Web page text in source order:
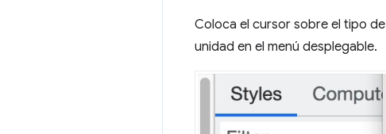
Coloca el cursor sobre el tipo
unidad en el menú desplegable.